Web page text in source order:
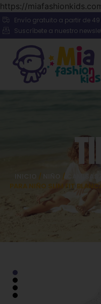
https://
Envío gratuito a partir de
Suscríbete a nuestro
/ /
PARA NIÑO SLIM FIT